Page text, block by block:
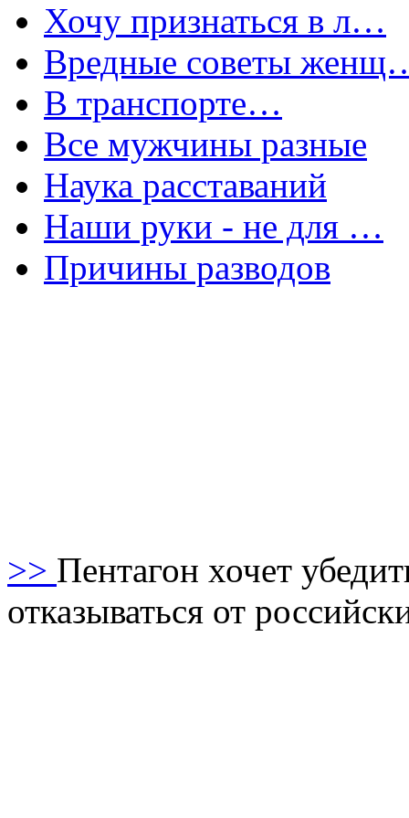
Хочу признаться в л…
Вредные советы
В транспорте…
Все мужчины разные
Наука расставаний
Наши руки - не для …
Причины разводов
>> Пентагон хочет
отказываться от